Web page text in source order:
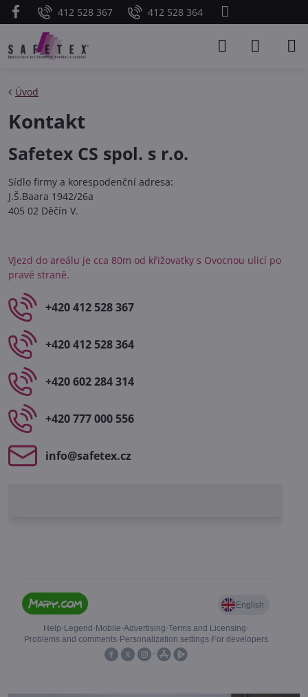
412 528 367 412 528 364
Úvod
Kontakt
Safetex CS spol. s r.o.
Sídlo firmy a korespodenční adresa:
J.Š.Baara 1942/26a
405 02 Děčín V.
Vjezd do areálu je cca 80m od křižovatky s Ovocnou ulicí po
pravé straně.
+420 412 528 367
+420 412 528 364
+420 602 284 314
+420 777 000 556
info​@safetex​.cz